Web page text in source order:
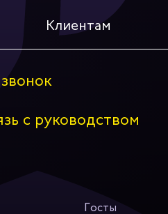
Клиентам
с руководством
Госты